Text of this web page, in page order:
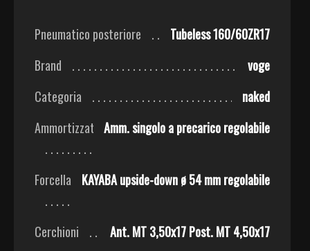
Pneumatico posteriore
Tubeless 160/60ZR17
Brand
voge
Categoria
naked
AmmortizzatoreAmm. singolo a precarico regolabile
Forcella KAYABA upside-down ø 54 mm regolabile
Cerchioni
Ant. MT 3,50x17 Post. MT 4,50x17